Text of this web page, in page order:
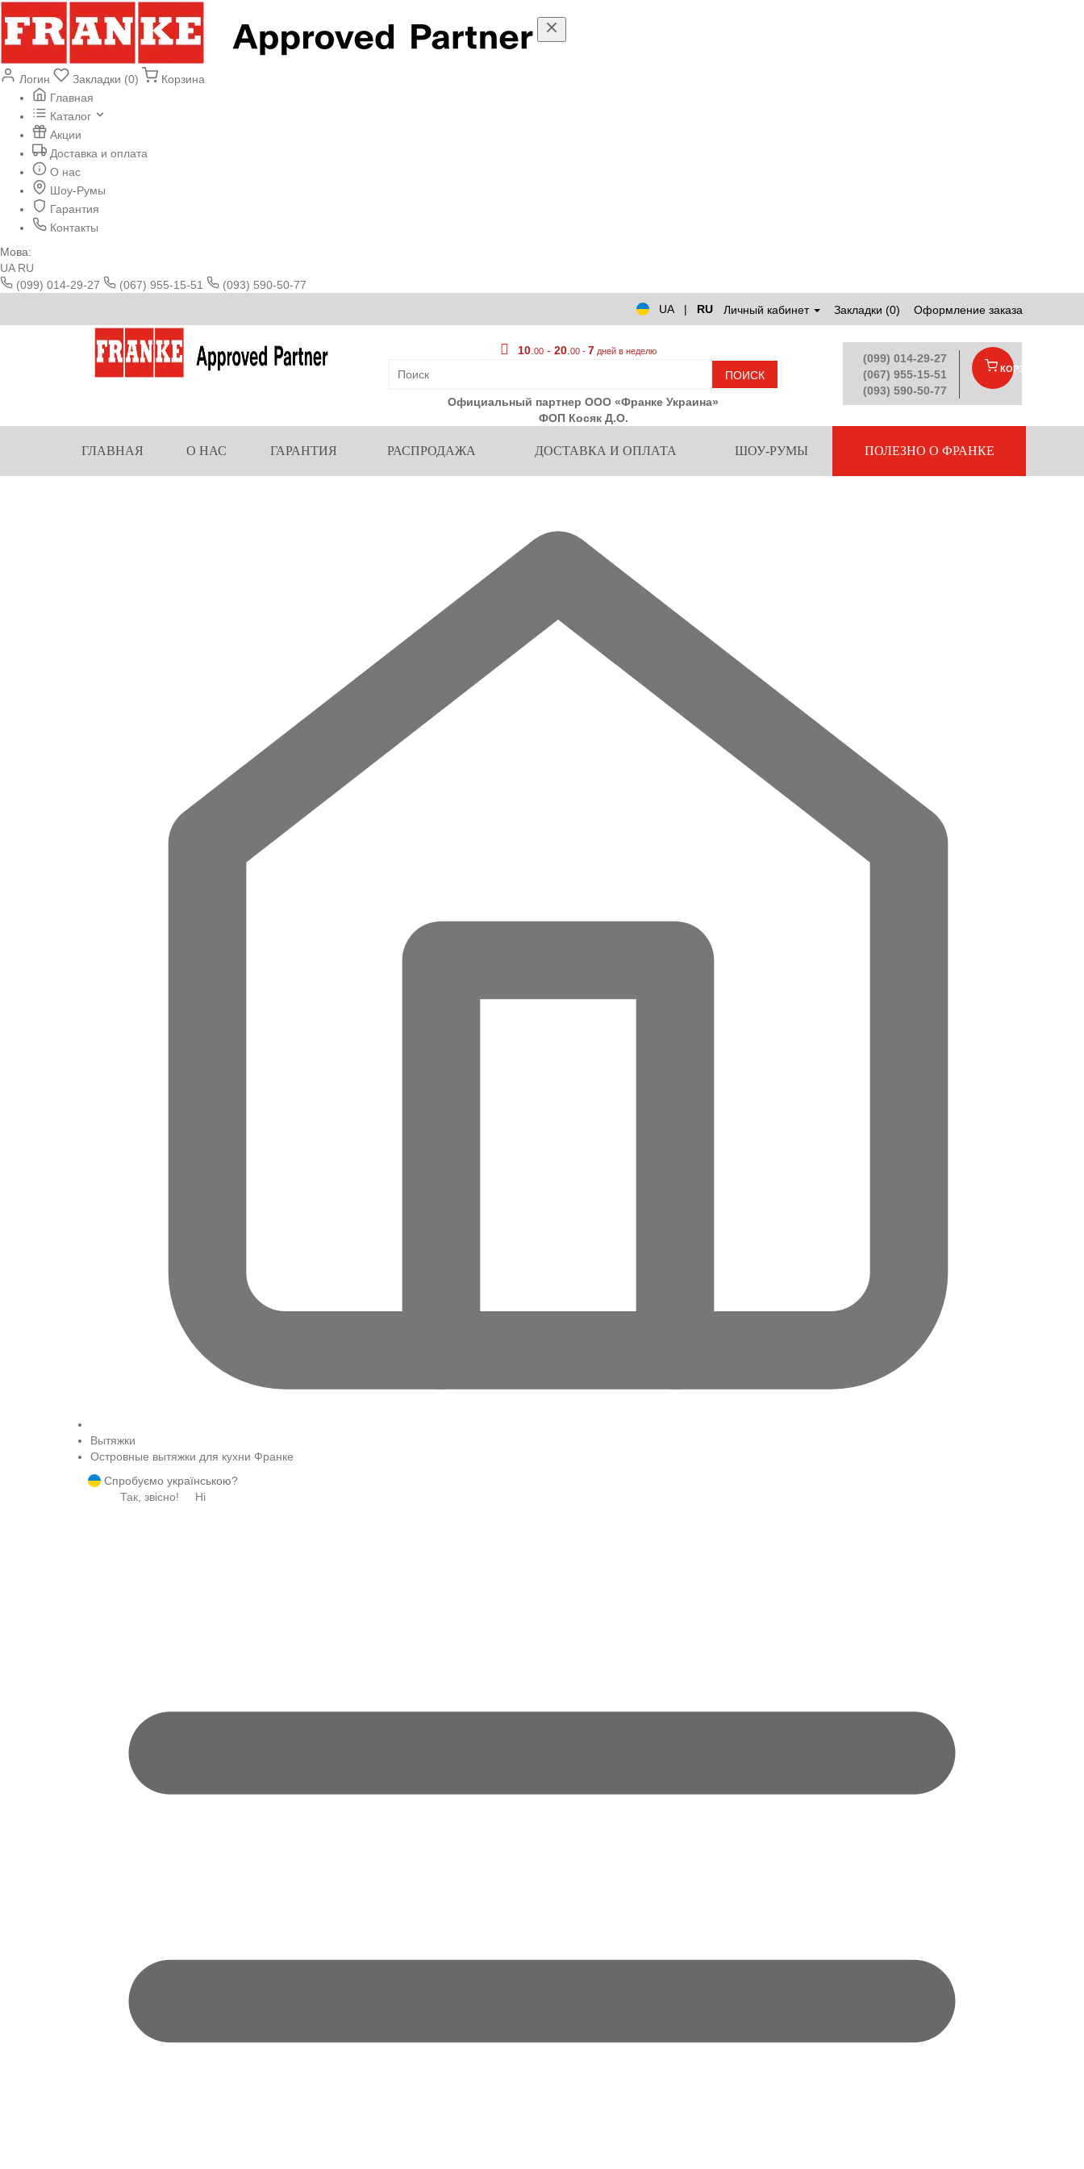
Логин Закладки (0)
Корзина
Главная
Каталог
Акции
Доставка и оплата
О нас
Шоу-Румы
Гарантия
Контакты
Мова:
UA RU
(099) 014-29-27
(067) 955-15-51
(093) 590-50-77
UA
| RU Личный кабинет Закладки (0) Оформление заказа
10 .00 -20 .00 -7 дней в неделю
ПОИСК
Официальный партнер ООО «Франке Украина»
ФОП Косяк Д.О.
(099) 014-29-27
(067) 955-15-51
(093) 590-50-77
КОРЗИНА
ГЛАВНАЯ О НАС ГАРАНТИЯ РАСПРОДАЖА ДОСТАВКА И ОПЛАТА ШОУ-РУМЫ ПОЛЕЗНО О ФРАНКЕ
Вытяжки
Островные вытяжки для кухни Франке
Спробуємо українською?
Так, звісно!
Ні